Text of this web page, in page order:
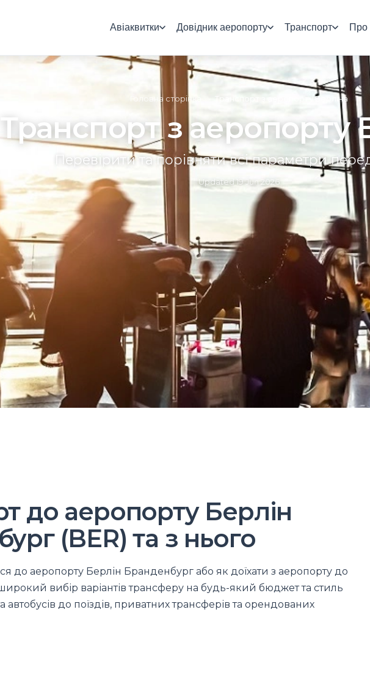
Авіаквитки Довідник аеропорту Транспорт Про
Головна сторінка Транспорт з аеропорту Берліна
Транспорт з аеропорту
Перевірити та порівняти всі параметри
Updated19 Jun 2026
до аеропорту Берлін
(BER) та з нього
до аеропорту Берлін Бранденбург або як доїхати з аеропорту до
вибір варіантів трансферу на будь-який бюджет та стиль
автобусів до поїздів, приватних трансферів та орендованих